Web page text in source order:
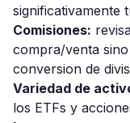
significativamente
Comisiones:
compra/venta
conversion de
Variedad de
los ETFs y